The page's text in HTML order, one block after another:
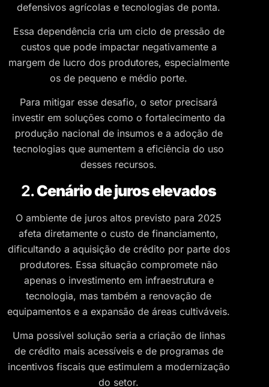
defensivos agrícolas e tecnologias de ponta.
Essa dependência cria um ciclo de pressão de
custos que pode impactar negativamente a
margem de lucro dos produtores, especialmente
os de pequeno e médio porte.
Para mitigar esse desafio, o setor precisará
investir em soluções como o fortalecimento da
produção nacional de insumos e a adoção de
tecnologias que aumentem a eficiência do uso
desses recursos.
2.Cenário de juros elevados
O ambiente de juros altos previsto para 2025
afeta diretamente o custo de financiamento,
dificultando a aquisição de crédito por parte dos
produtores. Essa situação compromete não
apenas o investimento em infraestrutura e
tecnologia, mas também a renovação de
equipamentos e a expansão de áreas cultiváveis.
Uma possível solução seria a criação de linhas
de crédito mais acessíveis e de programas de
incentivos fiscais que estimulem a modernização
do setor.